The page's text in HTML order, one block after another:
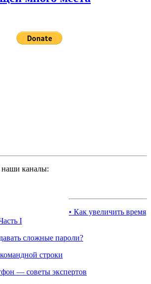
наши каналы:
• Как увеличить время
I
сложные пароли?
строки
— советы экспертов